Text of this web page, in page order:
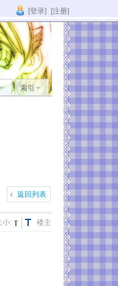
[登录] [注册]
索引
返回列表
楼主
小: